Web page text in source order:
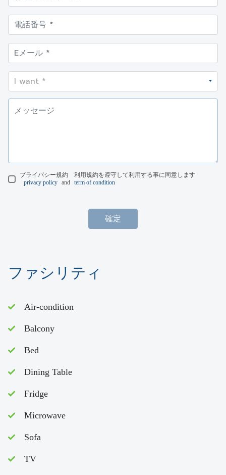
プライバシー規約 利用規約を遵守して利用する事に同意します
privacy policy and term of condition
確定
ファシリティ
Air-condition
Balcony
Bed
Dining Table
Fridge
Microwave
Sofa
TV